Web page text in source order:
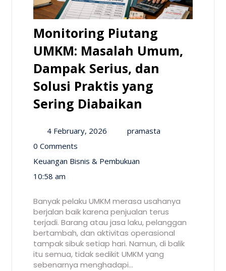
Monitoring Piutang
UMKM: Masalah Umum,
Dampak Serius, dan
Solusi Praktis yang
Sering Diabaikan
4 February, 2026
pramasta
0 Comments
Keuangan Bisnis & Pembukuan
10:58 am
Banyak pelaku UMKM merasa usahanya
berjalan baik karena penjualan terus
terjadi. Barang atau jasa laku, pelanggan
bertambah, dan aktivitas operasional
tampak sibuk setiap hari. Namun, di balik
itu semua, tidak sedikit UMKM yang
sebenarnya menghadapi…